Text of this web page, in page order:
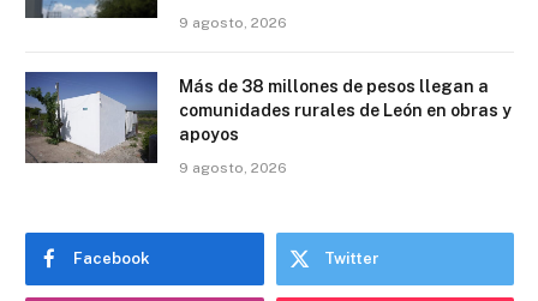
9 agosto, 2026
Más de 38 millones de pesos llegan a
comunidades rurales de León en obras y
apoyos
9 agosto, 2026
Facebook Twitter